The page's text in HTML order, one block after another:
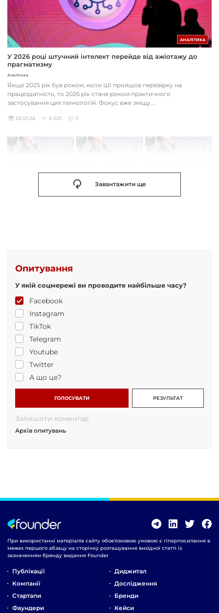
АНАЛІТИКА
У 2026 році штучний інтелект перейде від ажіотажу до
прагматизму
Аналітика
Якщо 2025 рік був роком, коли ШІ пройшов перевірку на
працездатність, то 2026 рік стане роком практичного
застосування цих технологій. Фокус вже зміщу...
02.01.26 6 525 0
Завантажити ще
Опитування
У якій соцмережі ви проводите найбільше часу?
Facebook
Instagram
TikTok
Telegram
Youtube
Twitter
А що це?
ГОЛОСУВАТИ РЕЗУЛЬТАТ
Залишити коментар
Архів опитувань
При використанні матеріалів сайту обов'язковою умовою є гіперпосилання в
межах першого абзацу на сторінку розташування вихідної статті із
зазначенням бренду видання Founder
Публікації
Компанії
Стартапи
Фаундери
Диджитал
Дослідження
Бренди
Кейси